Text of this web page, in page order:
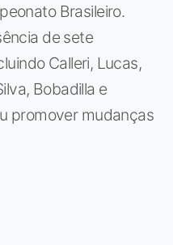
Brasileiro.
de sete
Calleri, Lucas,
Bobadilla e
promover mudanças